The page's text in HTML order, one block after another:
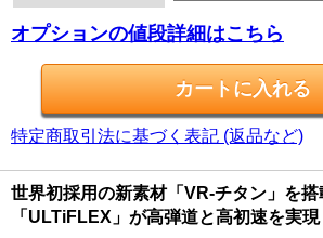
オプションの値段詳細はこちら
特定商取引法に基づく表記 (返品など)
世界初採用の新素材「VR-チタン」を搭
「ULTiFLEX」が高弾道と高初速を実現